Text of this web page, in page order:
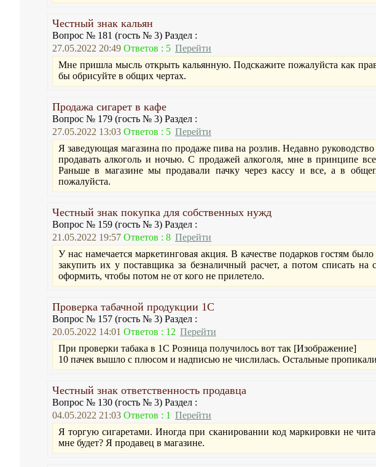
Честный знак кальян
Вопрос № 181 (гость № 3) Раздел :
27.05.2022 20:49 Ответов : 5 Перейти
Мне пришла мысль открыть кальянную. Подскажите пожалуйста как
бы обрисуйте в общих чертах.
Продажа сигарет в кафе
Вопрос № 179 (гость № 3) Раздел :
27.05.2022 13:03 Ответов : 5 Перейти
Я заведующая магазина по продаже пива на розлив. Недавно
продавать алкоголь и ночью. С продажей алкоголя, мне в принципе
Раньше в магазине мы продавали пачку через кассу и все, а в
пожалуйста.
Честный знак покупка для собственных нужд
Вопрос № 159 (гость № 3) Раздел :
21.05.2022 19:57 Ответов : 8 Перейти
У нас намечается маркетинговая акция. В качестве подарков гостям
закупить их у поставщика за безналичный расчет, а потом списать
оформить, чтобы потом не от кого не прилетело.
Проверка табачной продукции 1С
Вопрос № 157 (гость № 3) Раздел :
20.05.2022 14:01 Ответов : 12 Перейти
При проверки табака в 1С Розница получилось вот так [Изображение]
10 пачек вышло с плюсом и надписью не числилась. Остальные
Честный знак ответственность продавца
Вопрос № 130 (гость № 3) Раздел :
04.05.2022 21:03 Ответов : 1 Перейти
Я торгую сигаретами. Иногда при сканировании код маркировки не
мне будет? Я продавец в магазине.